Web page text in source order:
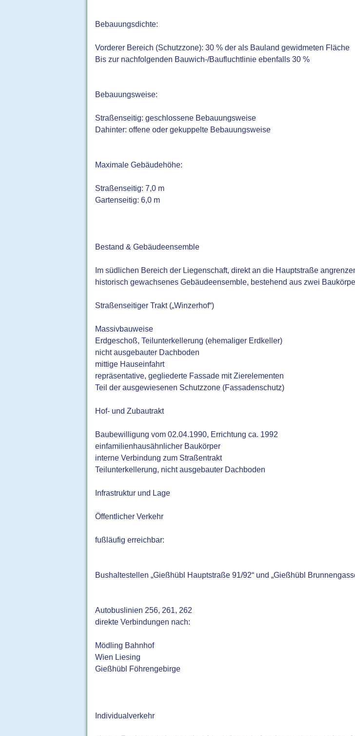
Bebauungsdichte:
Vorderer Bereich (Schutzzone): 30 % der als Bauland gewidmeten Fläche
Bis zur nachfolgenden Bauwich-/Baufluchtlinie ebenfalls 30 %
Bebauungsweise:
Straßenseitig: geschlossene Bebauungsweise
Dahinter: offene oder gekuppelte Bebauungsweise
Maximale Gebäudehöhe:
Straßenseitig: 7,0 m
Gartenseitig: 6,0 m
Bestand & Gebäudeensemble
Im südlichen Bereich der Liegenschaft, direkt an die Hauptstraße
historisch gewachsenes Gebäudeensemble, bestehend aus zwei
Straßenseitiger Trakt („Winzerhof“)
Massivbauweise
Erdgeschoß, Teilunterkellerung (ehemaliger Erdkeller)
nicht ausgebauter Dachboden
mittige Hauseinfahrt
repräsentative, gegliederte Fassade mit Zierelementen
Teil der ausgewiesenen Schutzzone (Fassadenschutz)
Hof- und Zubautrakt
Baubewilligung vom 02.04.1990, Errichtung ca. 1992
einfamilienhausähnlicher Baukörper
interne Verbindung zum Straßentrakt
Teilunterkellerung, nicht ausgebauter Dachboden
Infrastruktur und Lage
Öffentlicher Verkehr
fußläufig erreichbar:
Bushaltestellen „Gießhübl Hauptstraße 91/92“ und „Gießhübl
Autobuslinien 256, 261, 262
direkte Verbindungen nach:
Mödling Bahnhof
Wien Liesing
Gießhübl Föhrengebirge
Individualverkehr